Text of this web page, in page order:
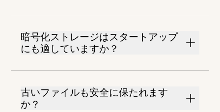
暗号化ストレージはスタートアップ
にも適していますか？
古いファイルも安全に保たれます
か？